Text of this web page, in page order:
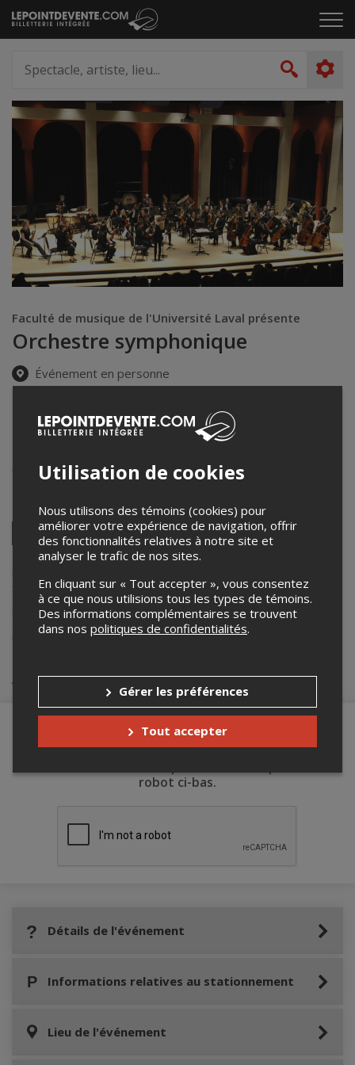
Passer
au
le
artiste,
lieu...
Faculté de musique de l'Université Laval présente
Orchestre symphonique
Événement en personne
19 avril 2026
Salle Henri Gagnon de l'Université Laval
Canada
Partagez cet événement
Twitter
Linkedin Pinterest
Envoyer
par
- Faculté de musiquedans le cadre de l’affichage en ligne et la vente
de billets pour ses événements.
Pour plus d’information à propos de cet événement, veuillez
contacter l’organisateur de l’événement,Université Laval - Faculté de
musique, à robert.gosselin@mus.ulaval.ca.
Achat de billets
robot ci-bas.
Détails de l'événement
Informations relatives au stationnement
Lieu de l'événement
Utilisation de cookies
Nous utilisons des témoins (cookies) pour
améliorer votre expérience de navigation, offrir
des fonctionnalités relatives à notre site et
analyser le trafic de nos sites.
En cliquant sur « Tout accepter », vous consentez
à ce que nous utilisions tous les types de témoins.
Des informations complémentaires se trouvent
dans nos politiques de confidentialités.
Gérer les préférences
Tout accepter